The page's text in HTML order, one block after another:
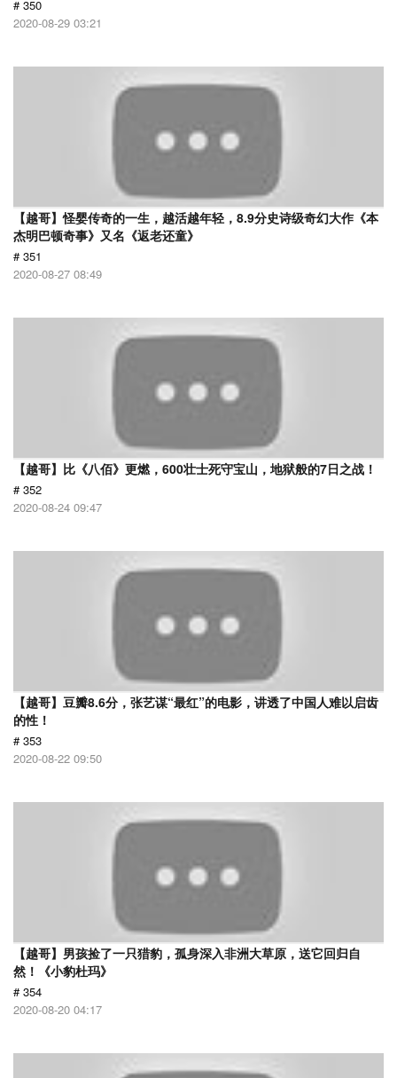
# 350
2020-08-29 03:21
【越哥】怪婴传奇的一生，越活越年轻，8.9分史诗级奇幻大作《本
杰明巴顿奇事》又名《返老还童》
# 351
2020-08-27 08:49
【越哥】比《八佰》更燃，600壮士死守宝山，地狱般的7日之战！
# 352
2020-08-24 09:47
【越哥】豆瓣8.6分，张艺谋“最红”的电影，讲透了中国人难以启齿
的性！
# 353
2020-08-22 09:50
【越哥】男孩捡了一只猎豹，孤身深入非洲大草原，送它回归自
然！《小豹杜玛》
# 354
2020-08-20 04:17